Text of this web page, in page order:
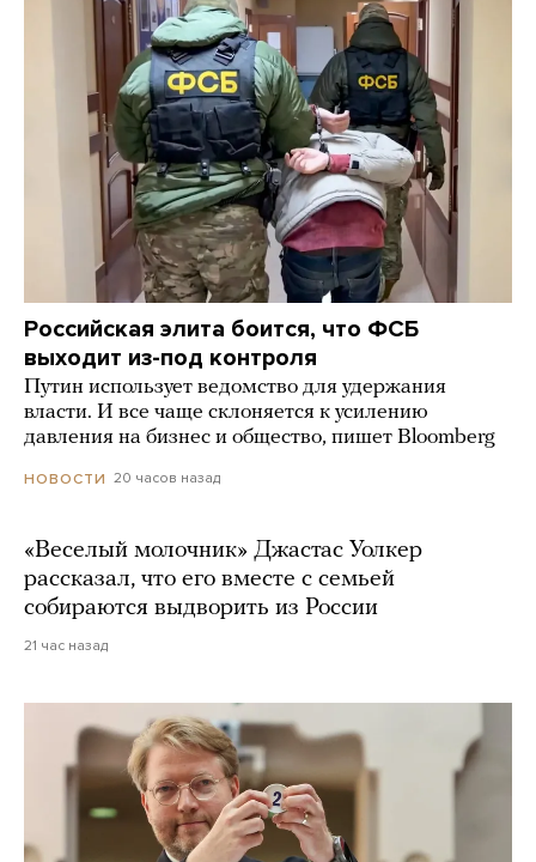
Российская элита боится, что ФСБ
выходит из-под контроля
Путин использует ведомство для удержания
власти. И все чаще склоняется к усилению
давления на бизнес и общество, пишет Bloomberg
НОВОСТИ 20 часов назад
«Веселый молочник» Джастас Уолкер
рассказал, что его вместе с семьей
собираются выдворить из России
21 час назад